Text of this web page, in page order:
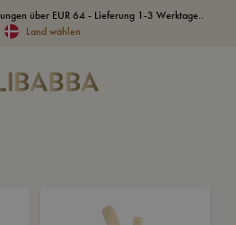
über EUR 64 - Lieferung 1-3 Werktage..
Land wählen